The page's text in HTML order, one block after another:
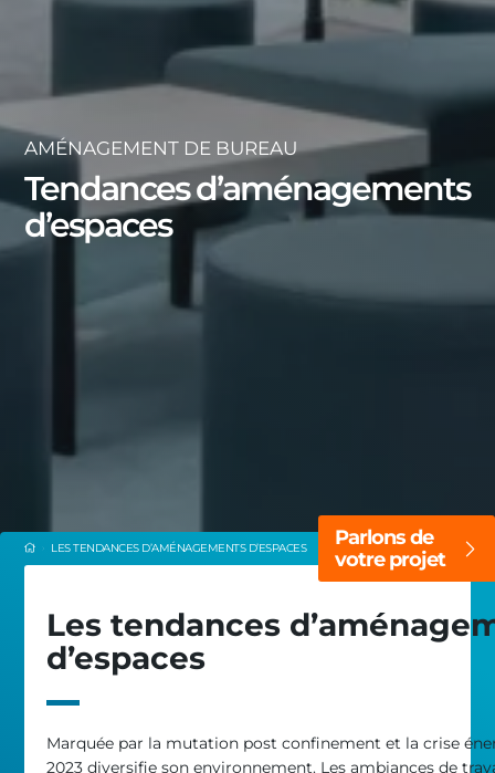
AMÉNAGEMENT DE BUREAU
Tendances d’aménagements
d’espaces
LES TENDANCES D’AMÉNAGEMENTS D’ESPACES
Parlons de
votre projet
Les tendances
d’espaces
Marquée par la mutation post confinement et la crise
2023 diversifie son environnement. Les ambiances de